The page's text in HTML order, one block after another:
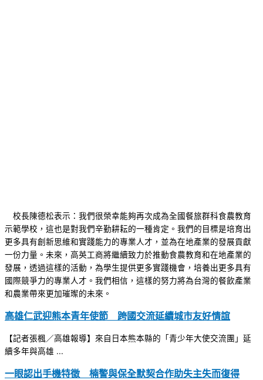
校長陳德松表示：我們很榮幸能夠再次成為全國餐旅群科食農教育
示範學校，這也是對我們辛勤耕耘的一種肯定。我們的目標是培育出
更多具有創新思維和實踐能力的專業人才，並為在地產業的發展貢獻
一份力量。未來，高英工商將繼續致力於推動食農教育和在地產業的
發展，透過這樣的活動，為學生提供更多實踐機會，培養出更多具有
國際競爭力的專業人才。我們相信，這樣的努力將為台灣的餐飲產業
和農業帶來更加璀璨的未來。
高雄仁武迎熊本青年使節 跨國交流延續城市友好情誼
【記者張楓／高雄報導】來自日本熊本縣的「青少年大使交流團」延
續多年與高雄 ...
一眼認出手機特徵 楠警與保全默契合作助失主失而復得